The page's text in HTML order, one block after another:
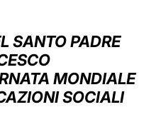
中文
SANTO PADRE
MONDIALE
SOCIALI